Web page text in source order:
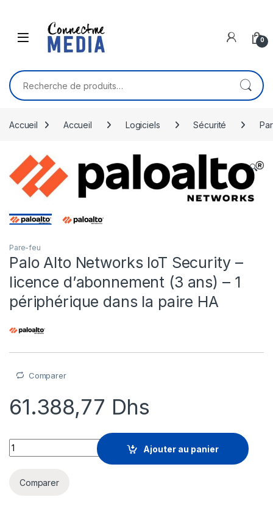
0
Recherche pour :
Accueil Accueil Logiciels Sécurité
🔍
Pare-feu
Palo Alto Networks IoT Security –
licence d’abonnement (3 ans) – 1
périphérique dans la paire HA
Comparer
61.388,77 Dhs
Palo Alto Networks IoT Security - licence d'abonnement (3
Ajouter au panier
Comparer